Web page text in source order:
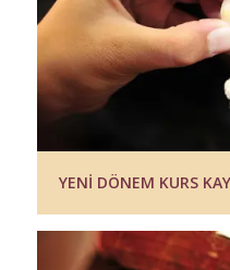
YENİ DÖNEM KURS